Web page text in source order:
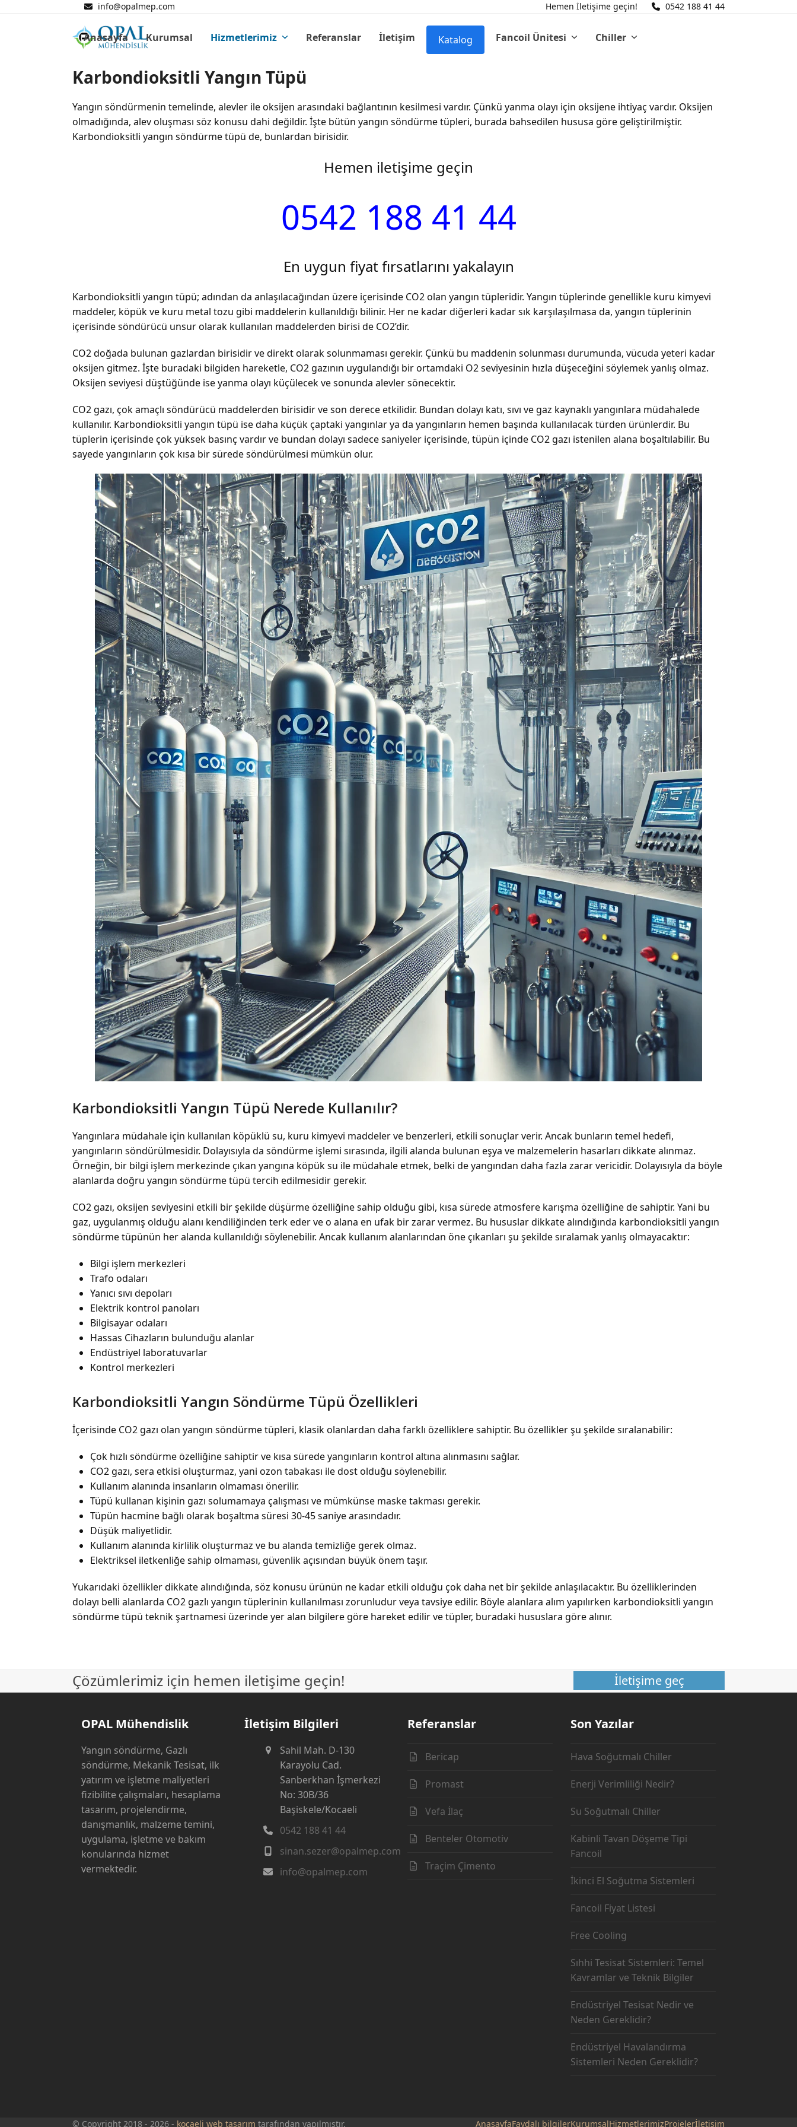
info@opalmep.com Hemen İletişime geçin! 0542 188 41 44
Anasayfa Kurumsal Hizmetlerimiz Referanslar İletişim Katalog Fancoil Ünitesi Chiller
Karbondioksitli Yangın Tüpü
Yangın söndürmenin temelinde, alevler ile oksijen arasındaki bağlantının kesilmesi vardır. Çünkü yanma olayı için oksijene ihtiyaç vardır. Oksijen
olmadığında, alev oluşması söz konusu dahi değildir. İşte bütün yangın söndürme tüpleri, burada bahsedilen hususa göre geliştirilmiştir.
Karbondioksitli yangın söndürme tüpü de, bunlardan birisidir.
Hemen iletişime geçin
0542 188 41 44
En uygun fiyat fırsatlarını yakalayın
Karbondioksitli yangın tüpü; adından da anlaşılacağından üzere içerisinde CO2olan yangın tüpleridir. Yangın tüplerinde genellikle kuru kimyevi
maddeler, köpük ve kuru metal tozu gibi maddelerin kullanıldığı bilinir. Her ne kadar diğerleri kadar sık karşılaşılmasa da, yangın tüplerinin
içerisinde söndürücü unsur olarak kullanılan maddelerden birisi de CO2’dir.
CO2doğada bulunan gazlardan birisidir ve direkt olarak solunmaması gerekir. Çünkü bu maddenin solunması durumunda, vücuda yeteri kadar
oksijen gitmez. İşte buradaki bilgiden hareketle, CO2 gazının uygulandığı bir ortamdaki O2seviyesinin hızla düşeceğini söylemek yanlış olmaz.
Oksijen seviyesi düştüğünde ise yanma olayı küçülecek ve sonunda alevler sönecektir.
CO2 gazı, çok amaçlı söndürücü maddelerden birisidir ve son derece etkilidir. Bundan dolayı katı, sıvı ve gaz kaynaklı yangınlara müdahalede
kullanılır. Karbondioksitli yangın tüpü ise daha küçük çaptaki yangınlar ya da yangınların hemen başında kullanılacak türden ürünlerdir. Bu
tüplerin içerisinde çok yüksek basınç vardır ve bundan dolayı sadece saniyeler içerisinde, tüpün içinde CO2 gazı istenilen alana boşaltılabilir. Bu
sayede yangınların çok kısa bir sürede söndürülmesi mümkün olur.
Karbondioksitli Yangın Tüpü Nerede Kullanılır?
Yangınlara müdahale için kullanılan köpüklü su, kuru kimyevi maddeler ve benzerleri, etkili sonuçlar verir. Ancak bunların temel hedefi,
yangınların söndürülmesidir. Dolayısıyla da söndürme işlemi sırasında, ilgili alanda bulunan eşya ve malzemelerin hasarları dikkate alınmaz.
Örneğin, bir bilgi işlem merkezinde çıkan yangına köpük su ile müdahale etmek, belki de yangından daha fazla zarar vericidir. Dolayısıyla da böyle
alanlarda doğru yangın söndürme tüpü tercih edilmesidir gerekir.
CO2 gazı, oksijen seviyesini etkili bir şekilde düşürme özelliğine sahip olduğu gibi, kısa sürede atmosfere karışma özelliğine de sahiptir. Yani bu
gaz, uygulanmış olduğu alanı kendiliğinden terk eder ve o alana en ufak bir zarar vermez. Bu hususlar dikkate alındığında karbondioksitli yangın
söndürme tüpünün her alanda kullanıldığı söylenebilir. Ancak kullanım alanlarından öne çıkanları şu şekilde sıralamak yanlış olmayacaktır:
Bilgi işlem merkezleri
Trafo odaları
Yanıcı sıvı depoları
Elektrik kontrol panoları
Bilgisayar odaları
Hassas Cihazların bulunduğu alanlar
Endüstriyel laboratuvarlar
Kontrol merkezleri
Karbondioksitli Yangın Söndürme Tüpü Özellikleri
İçerisinde CO2 gazı olan yangın söndürme tüpleri, klasik olanlardan daha farklı özelliklere sahiptir. Bu özellikler şu şekilde sıralanabilir:
Çok hızlı söndürme özelliğine sahiptir ve kısa sürede yangınların kontrol altına alınmasını sağlar.
CO2 gazı, sera etkisi oluşturmaz, yani ozon tabakası ile dost olduğu söylenebilir.
Kullanım alanında insanların olmaması önerilir.
Tüpü kullanan kişinin gazı solumamaya çalışması ve mümkünse maske takması gerekir.
Tüpün hacmine bağlı olarak boşaltma süresi 30-45 saniye arasındadır.
Düşük maliyetlidir.
Kullanım alanında kirlilik oluşturmaz ve bu alanda temizliğe gerek olmaz.
Elektriksel iletkenliğe sahip olmaması, güvenlik açısından büyük önem taşır.
Yukarıdaki özellikler dikkate alındığında, söz konusu ürünün ne kadar etkili olduğu çok daha net bir şekilde anlaşılacaktır. Bu özelliklerinden
dolayı belli alanlarda CO2 gazlı yangın tüplerinin kullanılması zorunludur veya tavsiye edilir. Böyle alanlara alım yapılırken karbondioksitli yangın
söndürme tüpü teknik şartnamesi üzerinde yer alan bilgilere göre hareket edilir ve tüpler, buradaki hususlara göre alınır.
Çözümlerimiz için hemen iletişime geçin! İletişime geç
OPAL Mühendislik
Yangın söndürme, Gazlı
söndürme, Mekanik Tesisat, ilk
yatırım ve işletme maliyetleri
fizibilite çalışmaları, hesaplama
tasarım, projelendirme,
danışmanlık, malzeme temini,
uygulama, işletme ve bakım
konularında hizmet
vermektedir.
İletişim Bilgileri
Sahil Mah. D-130
Karayolu Cad.
Sanberkhan İşmerkezi
No: 30B/36
Başiskele/Kocaeli
0542 188 41 44
sinan.sezer@opalmep.com
info@opalmep.com
Referanslar
Bericap
Promast
Vefa İlaç
Benteler Otomotiv
Traçim Çimento
Son Yazılar
Hava Soğutmalı Chiller
Enerji Verimliliği Nedir?
Su Soğutmalı Chiller
Kabinli Tavan Döşeme Tipi
Fancoil
İkinci El Soğutma Sistemleri
Fancoil Fiyat Listesi
Free Cooling
Sıhhi Tesisat Sistemleri: Temel
Kavramlar ve Teknik Bilgiler
Endüstriyel Tesisat Nedir ve
Neden Gereklidir?
Endüstriyel Havalandırma
Sistemleri Neden Gereklidir?
© Copyright 2018 - 2026 - kocaeli web tasarım tarafından yapılmıştır. AnasayfaFaydalı bilgilerKurumsalHizmetlerimizProjelerİletişim